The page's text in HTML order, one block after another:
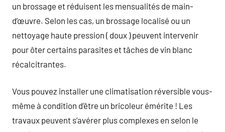
un brossage et réduisent les mensualités de main-
d’œuvre. Selon les cas, un brossage localisé ou un
nettoyage haute pression ( doux ) peuvent intervenir
pour ôter certains parasites et tâches de vin blanc
récalcitrantes.
Vous pouvez installer une climatisation réversible vous-
même à condition d’être un bricoleur émérite ! Les
travaux peuvent s’avérer plus complexes en selon le